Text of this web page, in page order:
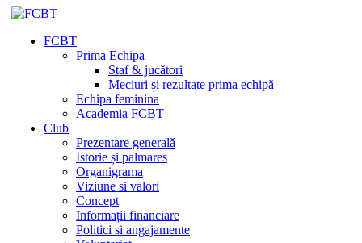
FCBT
Prima Echipa
Staf & jucători
Meciuri și rezultate prima echipă
Echipa feminina
Academia FCBT
Club
Prezentare generală
Istorie și palmares
Organigrama
Viziune si valori
Concept
Informații financiare
Politici si angajamente